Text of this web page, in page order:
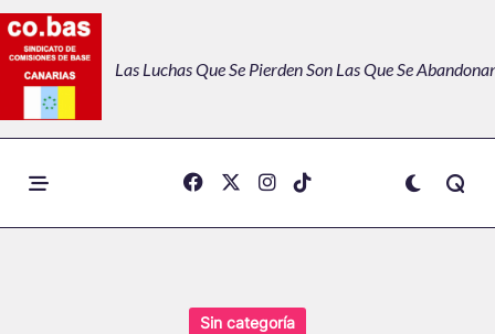
Skip
to
content
Las Luchas Que Se Pierden Son Las Que Se
Sin categoría